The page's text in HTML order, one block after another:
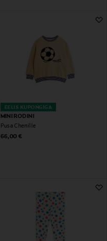
EELIS KUPONGIGA
MINI RODINI
Pusa Chenille
Original Price
66,00 €